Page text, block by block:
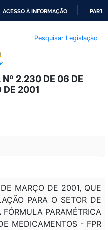
ACESSO À INFORMAÇÃO
Pesquisar Legislação
Nº 2.230 DE 06 DE
DE 2001
MARÇO DE 2001, QUE
PARA O SETOR DE
PARAMÉTRICA
MEDICAMENTOS - FPR